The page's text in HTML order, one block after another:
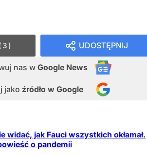
UDOSTĘPNIJ
nas w Google News
jako źródło w Google
3
widać, jak Fauci wszystkich okłamał.
o pandemii